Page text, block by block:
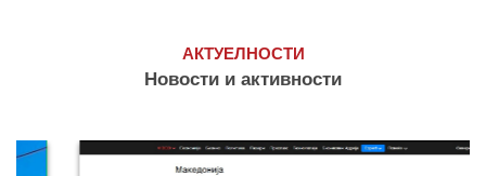
АКТУЕЛНОСТИ
Новости и активности